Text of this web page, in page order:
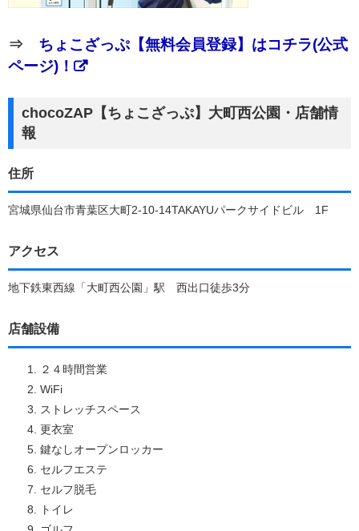
⇒ ちょこざっぷ【無料会員登録】はコチラ(公式
ページ)！
chocoZAP【ちょこざっぷ】大町西公園・店舗情
報
住所
宮城県仙台市青葉区大町2-10-14TAKAYUパークサイドビル 1F
アクセス
地下鉄東西線「大町西公園」駅 西出口徒歩3分
店舗設備
２４時間営業
WiFi
ストレッチスペース
更衣室
鍵なしオープンロッカー
セルフエステ
セルフ脱毛
トイレ